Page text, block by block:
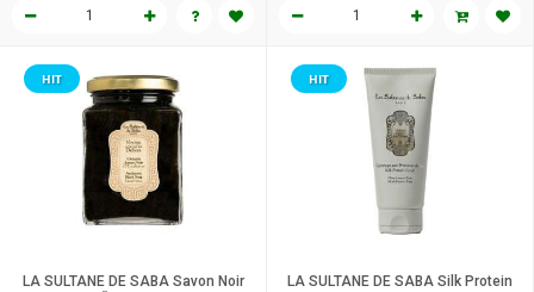
LA SULTANE DE SABA Savon Noir
HIT
LA SULTANE DE SABA Silk Protein
HIT